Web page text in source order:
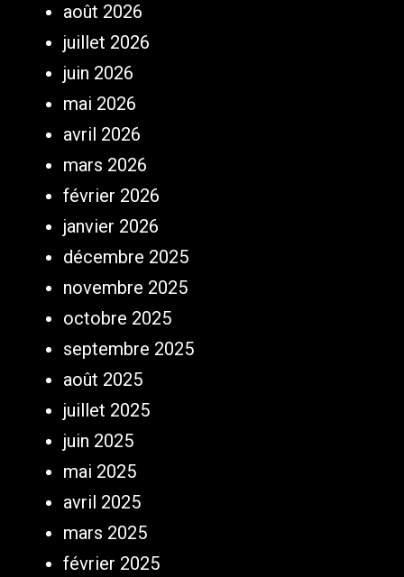
août 2026
juillet 2026
juin 2026
mai 2026
avril 2026
mars 2026
février 2026
janvier 2026
décembre 2025
novembre 2025
octobre 2025
septembre 2025
août 2025
juillet 2025
juin 2025
mai 2025
avril 2025
mars 2025
février 2025